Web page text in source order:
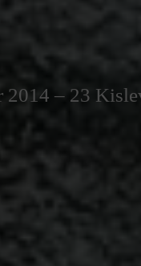
2014 – 23